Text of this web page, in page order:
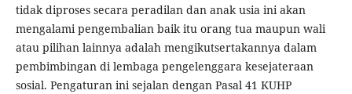
tidak diproses secara peradilan dan anak usia ini akan
mengalami pengembalian baik itu orang tua maupun wali
atau pilihan lainnya adalah mengikutsertakannya dalam
pembimbingan di lembaga pengelenggara kesejateraan
sosial. Pengaturan ini sejalan dengan Pasal 41 KUHP